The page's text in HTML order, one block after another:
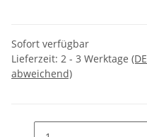
Sofort verfügbar
Lieferzeit: 2 - 3 Werktage
abweichend)